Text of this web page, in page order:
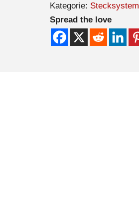
Kategorie: Stecksystem
Spread the love